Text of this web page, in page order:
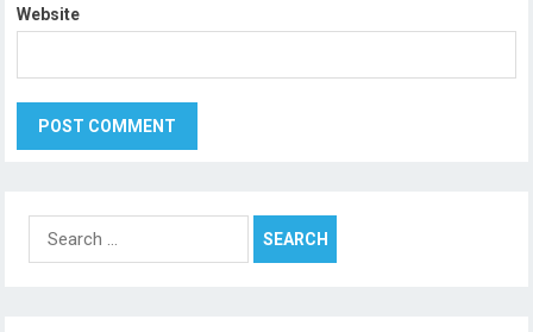
Website
Search
for: